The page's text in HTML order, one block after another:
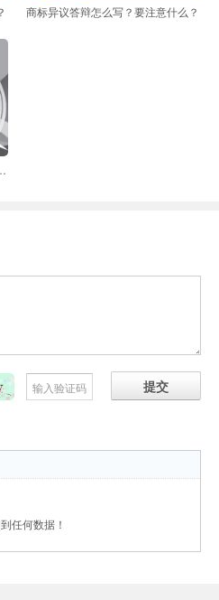
商标异议答辩怎么写？要注意什么？
可以提出异议
提交
任何数据！